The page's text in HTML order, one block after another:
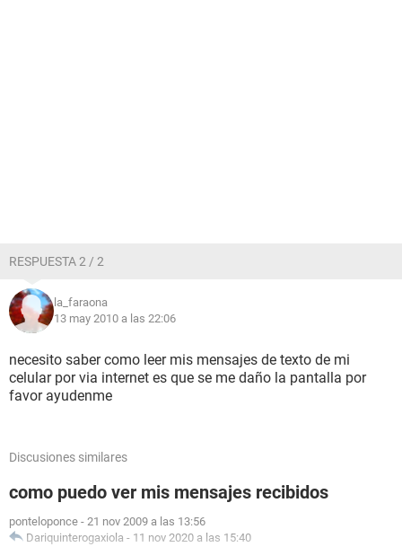
RESPUESTA 2 / 2
la_faraona
13 may 2010 a las 22:06
necesito saber como leer mis mensajes de texto de mi
celular por via internet es que se me daño la pantalla por
favor ayudenme
Discusiones similares
como puedo ver mis mensajes recibidos
ponteloponce - 21 nov 2009 a las 13:56
Dariquinterogaxiola - 11 nov 2020 a las 15:40